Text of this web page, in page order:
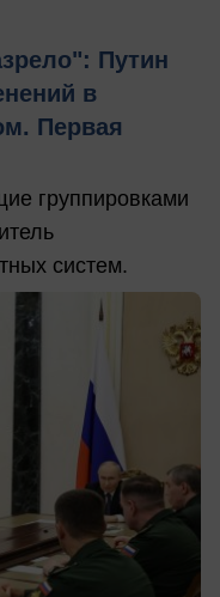
Путин
в
Первая
группировками
систем.